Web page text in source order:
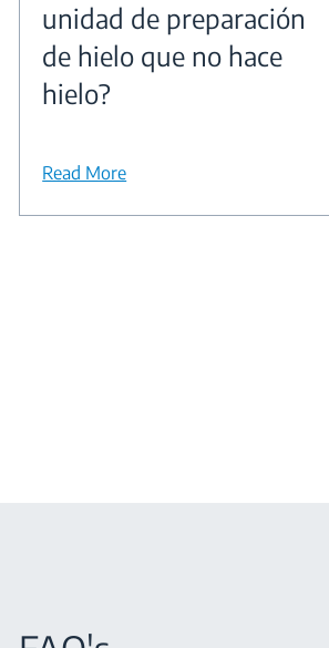
unidad de preparación
de hielo que no hace
hielo?
Read More